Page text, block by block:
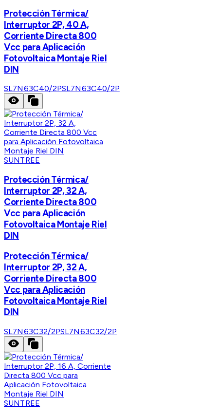
Protección Térmica/
Interruptor 2P, 40 A,
Corriente Directa 800
Vcc para Aplicación
Fotovoltaica Montaje Riel
DIN
SL7N63C40/2PSL7N63C40/2P
SUNTREE
Protección Térmica/
Interruptor 2P, 32 A,
Corriente Directa 800
Vcc para Aplicación
Fotovoltaica Montaje Riel
DIN
Protección Térmica/
Interruptor 2P, 32 A,
Corriente Directa 800
Vcc para Aplicación
Fotovoltaica Montaje Riel
DIN
SL7N63C32/2PSL7N63C32/2P
SUNTREE